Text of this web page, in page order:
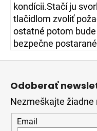
kondícii.Stačí ju
tlačidlom zvoliť
ostatné potom
bezpečne
Z
Odoberať
Nezmeškajte žiadne
Email